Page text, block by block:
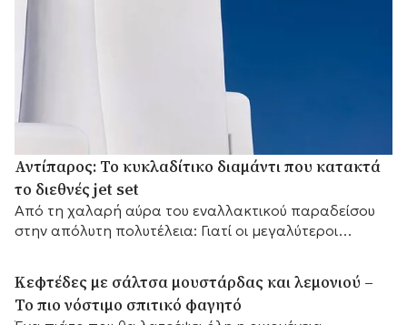
Αντίπαρος: Το κυκλαδίτικο διαμάντι που κατακτά
το διεθνές jet set
Από τη χαλαρή αύρα του εναλλακτικού παραδείσου
στην απόλυτη πολυτέλεια: Γιατί οι μεγαλύτεροι
Κυκλάδων.
Κεφτέδες με σάλτσα μουστάρδας και λεμονιού –
Το πιο νόστιμο σπιτικό φαγητό